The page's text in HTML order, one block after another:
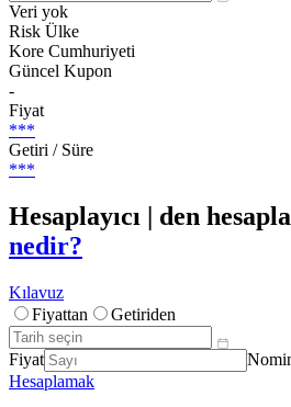
Veri yok
Risk Ülke
Kore Cumhuriyeti
Güncel Kupon
-
Fiyat
***
Getiri / Süre
***
Hesaplayıcı | den
nedir?
Kılavuz
Fiyattan
Getiriden
Fiyat
Hesaplamak